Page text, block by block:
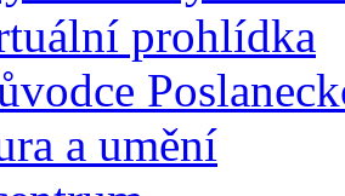
prohlídka
a umění